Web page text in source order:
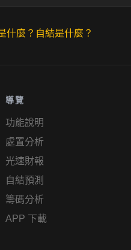
什麼？ 自結是什麼？
導覽
功能說明
處置分析
光速財報
自結預測
籌碼分析
APP 下載